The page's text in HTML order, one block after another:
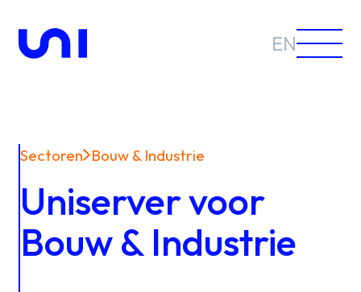
EN
Sectoren
Oplossingen
Sectoren Bouw & Industrie
Uniserver voor
Bouw & Industrie